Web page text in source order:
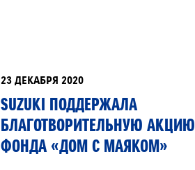
УСЛУГИ ШИНОМОНТАЖА
ДИАГНОСТИКА ПОДВЕСКИ В ПОДАРОК ПРИ
ВЫПОЛНЕНИИ ШИНОМОНТАЖА
23 ДЕКАБРЯ 2020
SUZUKI ПОДДЕРЖАЛА
БЛАГОТВОРИТЕЛЬНУЮ АКЦИЮ
ФОНДА «ДОМ С МАЯКОМ»